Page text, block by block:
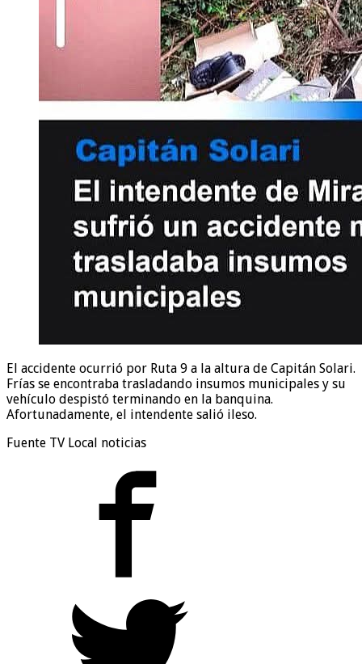
El accidente ocurrió por Ruta 9 a la altura de Capitán Solari.
Frías se encontraba trasladando insumos municipales y su
vehículo despistó terminando en la banquina.
Afortunadamente, el intendente salió ileso.
Fuente TV Local noticias